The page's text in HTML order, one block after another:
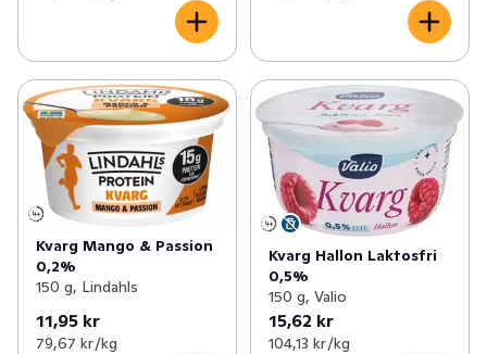
Kvarg Mango & Passion
0,2%
150 g, Lindahls
11,95 kr
79,67 kr /kg
Kvarg Hallon Laktosfri
0,5%
150 g, Valio
15,62 kr
104,13 kr /kg